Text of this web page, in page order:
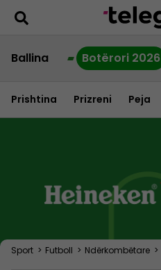
Ballina Botërori 2026
Prishtina Prizreni Peja
Sport > Futboll > Ndërkombëtare >